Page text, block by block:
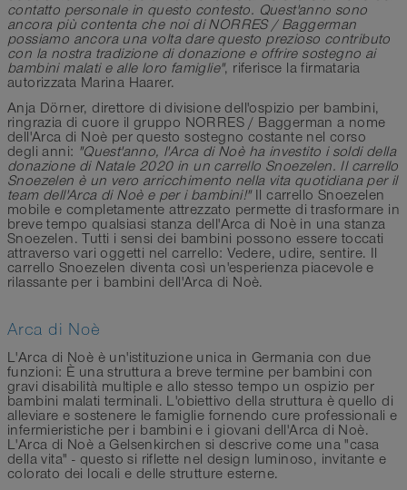
contatto personale in questo contesto. Quest'anno sono
ancora più contenta che noi di NORRES / Baggerman
possiamo ancora una volta dare questo prezioso contributo
con la nostra tradizione di donazione e offrire sostegno ai
bambini malati e alle loro famiglie", riferisce la firmataria
autorizzata Marina Haarer.
Anja Dörner, direttore di divisione dell'ospizio per bambini,
ringrazia di cuore il gruppo NORRES / Baggerman a nome
dell'Arca di Noè per questo sostegno costante nel corso
degli anni: "Quest'anno, l'Arca di Noè ha investito i soldi della
donazione di Natale 2020 in un carrello Snoezelen. Il carrello
Snoezelen è un vero arricchimento nella vita quotidiana per il
team dell'Arca di Noè e per i bambini!"Il carrello Snoezelen
mobile e completamente attrezzato permette di trasformare in
breve tempo qualsiasi stanza dell'Arca di Noè in una stanza
Snoezelen. Tutti i sensi dei bambini possono essere toccati
attraverso vari oggetti nel carrello: Vedere, udire, sentire. Il
carrello Snoezelen diventa così un'esperienza piacevole e
rilassante per i bambini dell'Arca di Noè.
Arca di Noè
L'Arca di Noè è un'istituzione unica in Germania con due
funzioni: È una struttura a breve termine per bambini con
gravi disabilità multiple e allo stesso tempo un ospizio per
bambini malati terminali. L'obiettivo della struttura è quello di
alleviare e sostenere le famiglie fornendo cure professionali e
infermieristiche per i bambini e i giovani dell'Arca di Noè.
L'Arca di Noè a Gelsenkirchen si descrive come una "casa
della vita" - questo si riflette nel design luminoso, invitante e
colorato dei locali e delle strutture esterne.